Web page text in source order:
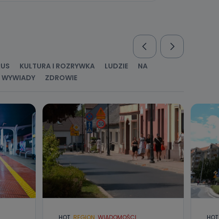
KULTURA I ROZRYWKA LUDZIE
NA
WYWIADY ZDROWIE
HOT REGION WIADOMOŚCI HOT